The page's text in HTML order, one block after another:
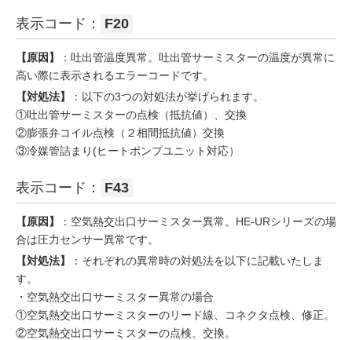
表示コード： F20
【原因】
：吐出管温度異常。吐出管サーミスターの温度が異常に
高い際に表示されるエラーコードです。
【対処法】
：以下の3つの対処法が挙げられます。
①吐出管サーミスターの点検（抵抗値）、交換
②膨張弁コイル点検（２相間抵抗値）交換
③冷媒管詰まり(ヒートポンプユニット対応）
表示コード： F43
【原因】
：空気熱交出口サーミスター異常。HE-URシリーズの場
合は圧力センサー異常です。
【対処法】
：それぞれの異常時の対処法を以下に記載いたしま
す。
・空気熱交出口サーミスター異常の場合
①空気熱交出口サーミスターのリード線、コネクタ点検、修正。
②空気熱交出口サーミスターの点検、交換。